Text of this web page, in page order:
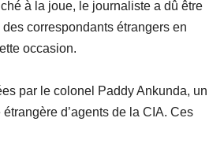
à la joue, le journaliste a dû être
correspondants étrangers en
occasion.
par le colonel Paddy Ankunda, un
d’agents de la CIA. Ces